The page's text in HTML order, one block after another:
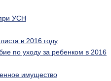
УСН
в 2016 году
по уходу за ребенком в 2016
имущество